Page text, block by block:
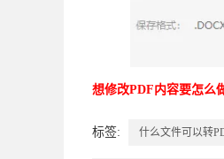
想修改PDF内容要怎么
标签: 什么文件可以转